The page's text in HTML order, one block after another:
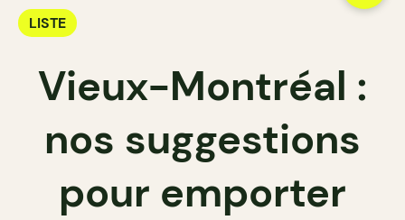
LISTE
Vieux-Montréal :
nos suggestions
pour emporter